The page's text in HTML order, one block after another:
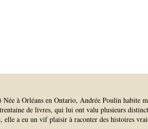
à Orléans en Ontario, Andrée Poulin habite
de livres, qui lui ont valu plusieurs
a eu un vif plaisir à raconter des histoires